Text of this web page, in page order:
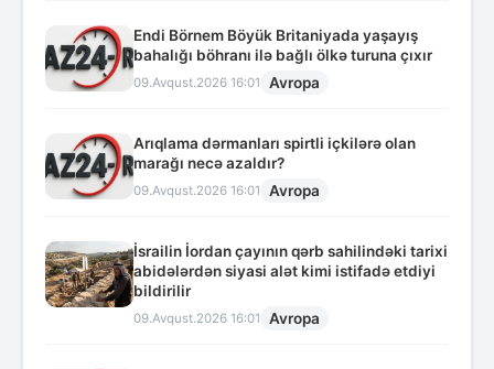
Endi Börnem Böyük Britaniyada yaşayış
bahalığı böhranı ilə bağlı ölkə turuna çıxır
09.Avqust.2026 16:01 Avropa
Arıqlama dərmanları spirtli içkilərə olan
marağı necə azaldır?
09.Avqust.2026 16:01 Avropa
İsrailin İordan çayının qərb sahilindəki tarixi
abidələrdən siyasi alət kimi istifadə etdiyi
bildirilir
09.Avqust.2026 16:01 Avropa